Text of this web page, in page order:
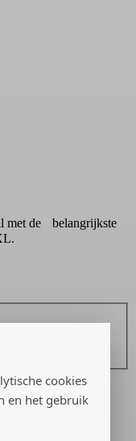
cookies
en het gebruik
met de belangrijkste
met de